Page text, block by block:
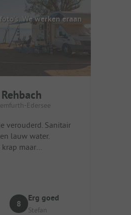
We werken eraan
Edersee
verouderd. Sanitair
lauw water.
krap maar
8
Erg goed
Stefan